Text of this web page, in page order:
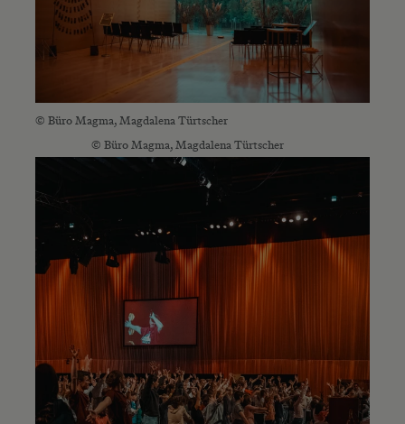
© Büro Magma, Magdalena Türtscher
© Büro Magma, Magdalena Türtscher